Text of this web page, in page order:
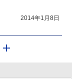
2014年1月8日